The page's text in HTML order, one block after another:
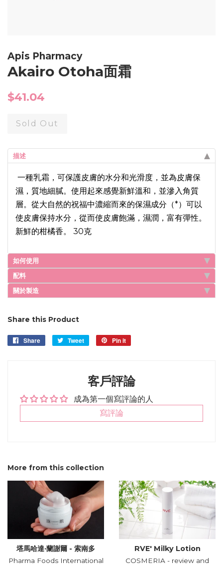
Apis Pharmacy
Akairo Otoha面霜
Regular
$41.04
Sold Out
描述
一種乳霜，可保護皮膚的水分和光滑度，並為皮膚保
濕，質地細膩。使用起來感覺新鮮溫和，並滲入角質
層。從大自然的祝福中濃縮而來的保濕成分（*）可以
使皮膚保持水分，從而使皮膚飽滿，濕潤，富有彈性。
新鮮的柑橘香。 30克
如何使用
配料
關於製造
Share this Product
Share
Share
Tweet
Tweet
Pin it
客戶評論
成為第一個寫評論的人
寫評論
More from this collection
塔馬哈達·蘭謝爾 - 索南多
Pharma Foods International
RVE′ Milky Lotion
COSMERIA - review and